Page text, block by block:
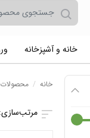
خانه و آشپزخانه
خانه / محصولات